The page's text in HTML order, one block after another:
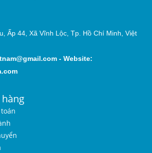
Ấp 44, Xã Vĩnh Lộc, Tp. Hồ Chí Minh, Việt
- Website: